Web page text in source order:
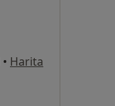
• Harita